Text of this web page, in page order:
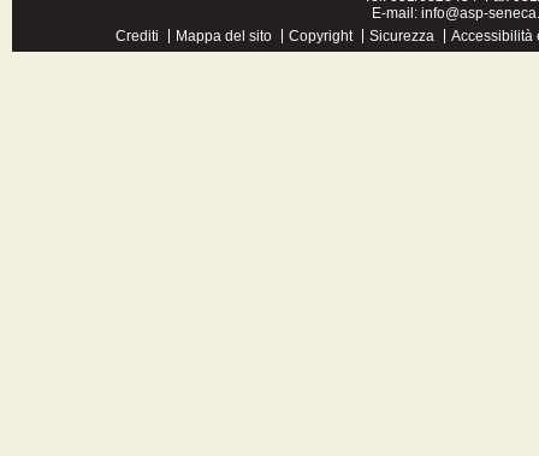
E-mail: info@asp-
Crediti
Mappa del sito Copyright Sicurezza Accessibilità